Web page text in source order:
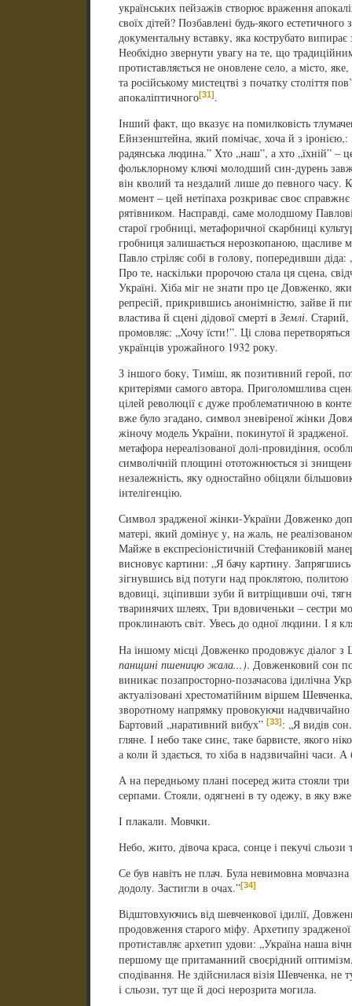
українських пейзажів створює враження
своїх дітей? Позбавлені будь-якого
документальну вставку, яка кострубато
Необхідно звернути увагу на те, що
протиставляється не оновлене село, а місто,
та російському мистецтві з початку століття
апокаліптичного[31].
Інший факт, що вказує на помилковість
Ейнзенштейна, який помічає, хоча й з
радянська людина.” Хто „наш”, а хто „їхній” –
фольклорному ключі молодший син-дурень
він кволий та нездалий лише до певного часу.
момент – цей нетіпаха розкриває своє
рятівником. Насправді, саме молодшому
старої гробниці, метафоричної скарбниці
гробниця залишається нерозкопаною, щасливе
Павло стріляє собі в голову, попередивши
Про те, наскільки пророчою стала ця сцена,
Україні. Хіба міг не знати про це Довженко,
репресій, прикрившись анонімністю, зайве й
властива й сцені дідової смерті в Землі. Старий,
промовляє: „Хочу їсти!”. Ці слова
українців урожайного 1932 року.
З іншого боку, Тиміш, як позитивний герой,
критеріями самого автора. Приголомшлива
цілей революції є дуже проблематичною в
вже було згадано, символ зневіреної жінки
жіночу модель України, покинутої й зрадженої.
метафора нереалізованої долі-провидіння,
символічній площині ототожнюється зі
незалежність, яку одностайно обіцяли
інтелігенцію.
Символ зрадженої жінки-України Довженко
матері, який домінує у, на жаль, не
Майже в експресіоністичній Стефаниковій
висновує картини: „Я бачу картину.
зігнувшись від потуги над проклятою,
вдовиці, зціпивши зуби й витріщивши очі,
тваринячих шлеях, Три вдовиченьки – сестри
проклинають світ. Увесь до одної людини. І я
На іншому місці Довженко продовжує діалог
панщині пшеницю жала...). Довженковий сон
виникає позапросторно-позачасова ідилічна
актуалізовані хрестоматійним віршем
зворотному напрямку провокуючи надчвичайно
Бартовий „наративний вибух” [33]: „Я видів
гляне. І небо таке синє, таке барвисте, якого
а коли й здається, то хіба в надзвичайні часи.
А на передньому плані посеред жита стояли три
серпами. Стояли, одягнені в ту одежу, в яку
І плакали. Мовчки.
Небо, жито, дівоча краса, сонце і пекучі
Се був навіть не плач. Була невимовна
додолу. Застигли в очах.”[34]
Відштовхуючись від шевченкової ідилії,
продовження старого міфу. Архетипу
протиставляє архетип удови: „Україна наша
першому ще притаманний своєрідний
сподівання. Не здійснилася візія Шевченка, не
і сльози, тут ще й досі нерозрита могила.